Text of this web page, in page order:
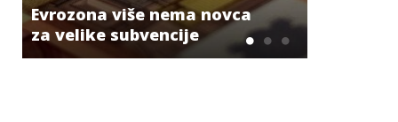
Evrozona više nema novca
za velike subvencije